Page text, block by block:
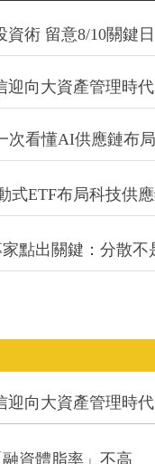
術 留意8/10關鍵日
迎向大資產管理時代
次看懂AI供應鏈布局
式ETF布局科技供
點出關鍵：分散不
迎向大資產管理時代
資體脂率」不高